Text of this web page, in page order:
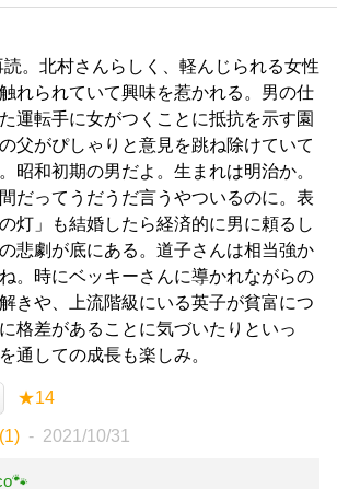
読。北村さんらしく、軽んじられる女性
れられていて興味を惹かれる。男の仕
運転手に女がつくことに抵抗を示す園
父がぴしゃりと意見を跳ね除けていて
昭和初期の男だよ。生まれは明治か。
だってうだうだ言うやついるのに。表
灯」も結婚したら経済的に男に頼るし
悲劇が底にある。道子さんは相当強か
。時にベッキーさんに導かれながらの
きや、上流階級にいる英子が貧富につ
格差があることに気づいたりといっ
通しての成長も楽しみ。
★14
2021/10/31